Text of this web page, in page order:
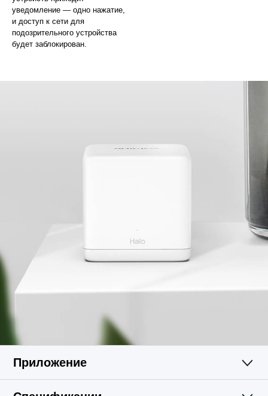
уведомление — одно нажатие,
и доступ к сети для
подозрительного устройства
будет заблокирован.
Приложение